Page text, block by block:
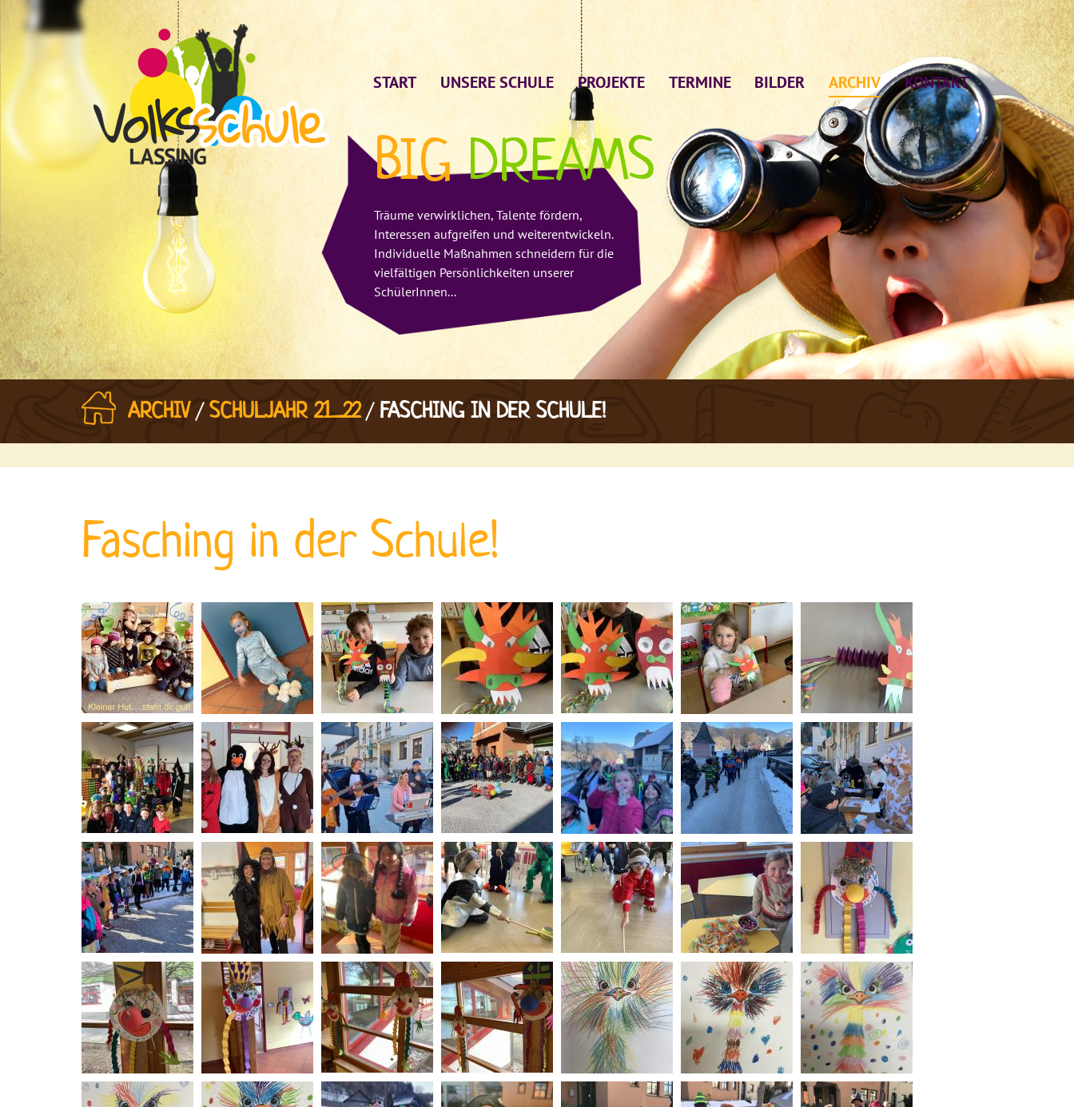
START UNSERE SCHULE PROJEKTE TERMINE BILDER ARCHIV KONTAKT
BIGDREAMS
Träume verwirklichen, Talente fördern,
Interessen aufgreifen und weiterentwickeln.
Individuelle Maßnahmen schneidern für die
vielfältigen Persönlichkeiten unserer
SchülerInnen...
ARCHIV/SCHULJAHR 21_22/ FASCHING IN DER SCHULE!
Fasching in der Schule!